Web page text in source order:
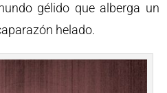
gélido que alberga un
helado.